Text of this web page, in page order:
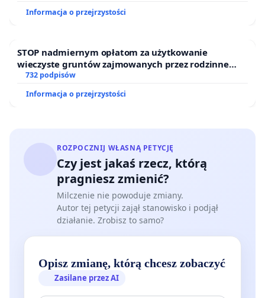
Informacja o przejrzystości
STOP nadmiernym opłatom za użytkowanie
wieczyste gruntów zajmowanych przez rodzinne
ogrody działkowe.
732 podpisów
Informacja o przejrzystości
ROZPOCZNIJ WŁASNĄ PETYCJĘ
Czy jest jakaś rzecz, którą
pragniesz zmienić?
Milczenie nie powoduje zmiany.
Autor tej petycji zajął stanowisko i podjął
działanie. Zrobisz to samo?
Opisz zmianę, którą chcesz zobaczyć
Zasilane przez AI